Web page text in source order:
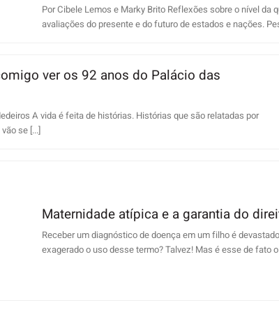
Por Cibele Lemos e Marky Brito Reflexões sobre o nível
avaliações do presente e do futuro de estados e nações.
ver os 92 anos do Palácio das
A vida é feita de histórias. Histórias que são relatadas por
se [...]
Maternidade atípica e a garantia do
Receber um diagnóstico de doença em um filho é
exagerado o uso desse termo? Talvez! Mas é esse de fato